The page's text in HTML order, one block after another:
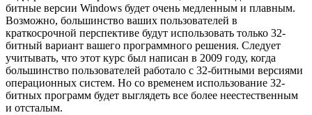
битные версии Windows будет очень медленным и плавным.
Возможно, большинство ваших пользователей в
краткосрочной перспективе будут использовать только 32-
битный вариант вашего программного решения. Следует
учитывать, что этот курс был написан в 2009 году, когда
большинство пользователей работало с 32-битными версиями
операционных систем. Но со временем использование 32-
битных программ будет выглядеть все более неестественным
и отсталым.